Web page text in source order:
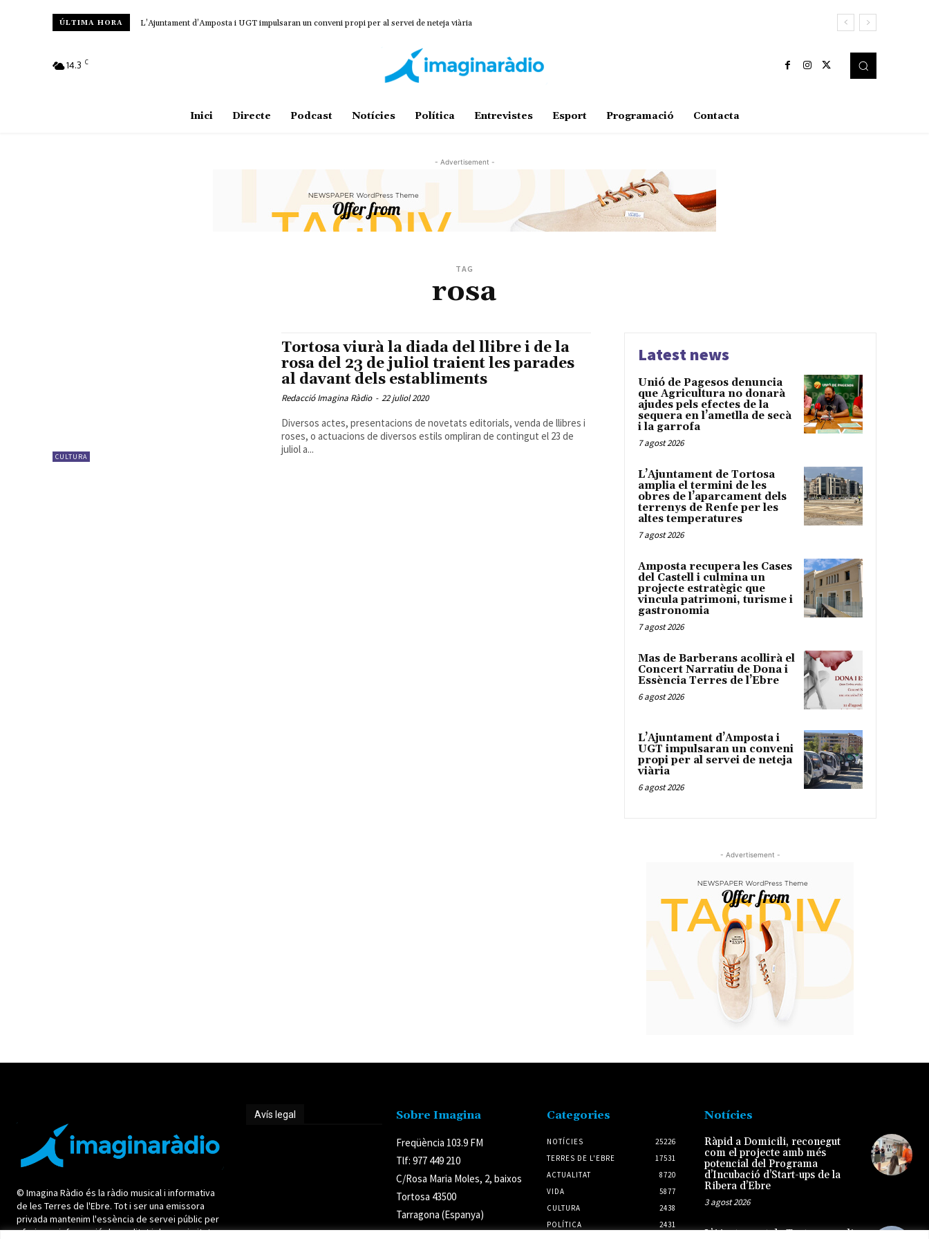
ÚLTIMA HORA L’Ajuntament d’Amposta i UGT impulsaran un conveni propi per al servei de neteja viària
14.3 C
Inici Directe Podcast Notícies Política Entrevistes Esport Programació Contacta
- Advertisement -
TAG
rosa
CULTURA
Tortosa viurà la diada del llibre i de la
rosa del 23 de juliol traient les parades
al davant dels establiments
Redacció Imagina Ràdio - 22 juliol 2020
Diversos actes, presentacions de novetats editorials, venda de llibres i
roses, o actuacions de diversos estils ompliran de contingut el 23 de
juliol a...
Latest news
Unió de Pagesos denuncia
que Agricultura no donarà
ajudes pels efectes de la
sequera en l’ametlla de secà
i la garrofa
7 agost 2026
L’Ajuntament de Tortosa
amplia el termini de les
obres de l’aparcament dels
terrenys de Renfe per les
altes temperatures
7 agost 2026
Amposta recupera les Cases
del Castell i culmina un
projecte estratègic que
vincula patrimoni, turisme i
gastronomia
7 agost 2026
Mas de Barberans acollirà el
Concert Narratiu de Dona i
Essència Terres de l’Ebre
6 agost 2026
L’Ajuntament d’Amposta i
UGT impulsaran un conveni
propi per al servei de neteja
viària
6 agost 2026
- Advertisement -
© Imagina Ràdio és la ràdio musical i informativa
de les Terres de l'Ebre. Tot i ser una emissora
privada mantenim l'essència de servei públic per
oferir una informació de qualitat i de proximitat.
Avís legal Sobre Imagina
Freqüència 103.9 FM
Tlf: 977 449 210
C/Rosa Maria Moles, 2, baixos
Tortosa 43500
Tarragona (Espanya)
Categories
NOTÍCIES
25226
TERRES DE L'EBRE
17531
ACTUALITAT
8720
VIDA
5877
CULTURA
2438
POLÍTICA
2431
Notícies
Ràpid a Domicili, reconegut
com el projecte amb més
potencial del Programa
d’Incubació d’Start-ups de la
Ribera d’Ebre
3 agost 2026
L’Ajuntament de Tortosa amplia